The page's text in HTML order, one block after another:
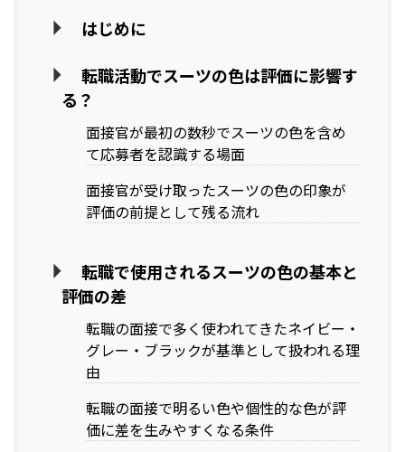
はじめに
転職活動でスーツの色は評価に影響す
る？
面接官が最初の数秒でスーツの色を含め
て応募者を認識する場面
面接官が受け取ったスーツの色の印象が
評価の前提として残る流れ
転職で使用されるスーツの色の基本と
評価の差
転職の面接で多く使われてきたネイビー・
グレー・ブラックが基準として扱われる理
由
転職の面接で明るい色や個性的な色が評
価に差を生みやすくなる条件